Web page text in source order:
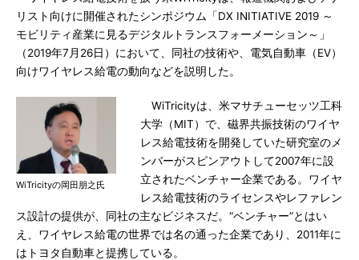
リスト向けに開催されたシンポジウム「DX INITIATIVE 2019 ～
モビリティ産業に見るデジタルトランスフォーメーション～」
（2019年7月26日）において、同社の技術や、電気自動車（EV）
向けワイヤレス給電の動向などを説明した。
WiTricityの岡田朋之氏
WiTricityは、米マサチューセッツ工科
大学（MIT）で、磁界共振技術のワイヤ
レス給電技術を開発していた研究室のメ
ンバーがスピンアウトして2007年に設
立されたベンチャー企業である。ワイヤ
レス給電技術のライセンスやレファレン
ス設計の提供が、同社の主なビジネスだ。“ベンチャー”とはい
え、ワイヤレス給電の世界では名の通った企業であり、2011年に
はトヨタ自動車と提携している。